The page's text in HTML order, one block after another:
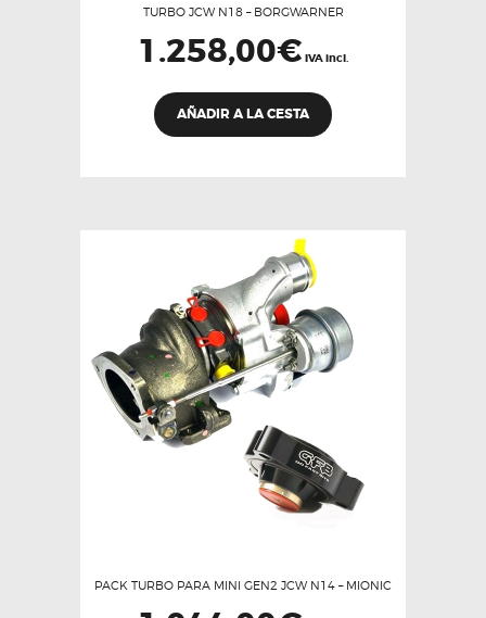
TURBO JCW N18 – BORGWARNER
1.258,00€ IVA incl.
AÑADIR A LA CESTA
PACK TURBO PARA MINI GEN2 JCW N14 – MIONIC